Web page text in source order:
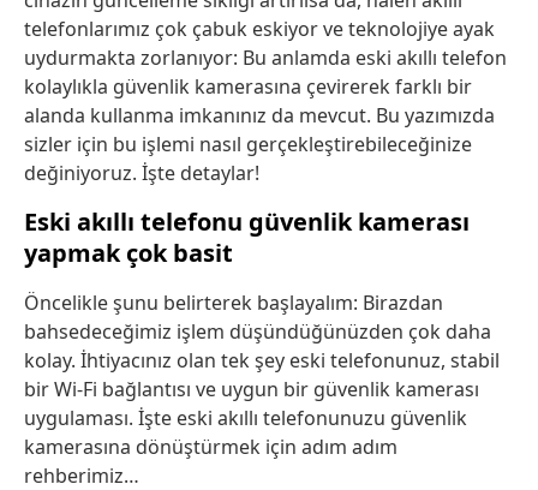
telefonlarımız çok çabuk eskiyor ve teknolojiye ayak
uydurmakta zorlanıyor: Bu anlamda eski akıllı telefon
kolaylıkla güvenlik kamerasına çevirerek farklı bir
alanda kullanma imkanınız da mevcut. Bu yazımızda
sizler için bu işlemi nasıl gerçekleştirebileceğinize
değiniyoruz. İşte detaylar!
Eski akıllı telefonu güvenlik kamerası
yapmak çok basit
Öncelikle şunu belirterek başlayalım: Birazdan
bahsedeceğimiz işlem düşündüğünüzden çok daha
kolay. İhtiyacınız olan tek şey eski telefonunuz, stabil
bir Wi-Fi bağlantısı ve uygun bir güvenlik kamerası
uygulaması. İşte eski akıllı telefonunuzu güvenlik
kamerasına dönüştürmek için adım adım
rehberimiz…